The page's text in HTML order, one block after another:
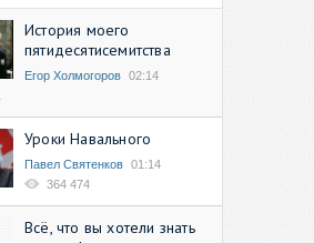
История моего
пятидесятисемитства
Егор Холмогоров 02:14
Уроки Навального
Павел Святенков 01:14
364 474
Всё, что вы хотели знать